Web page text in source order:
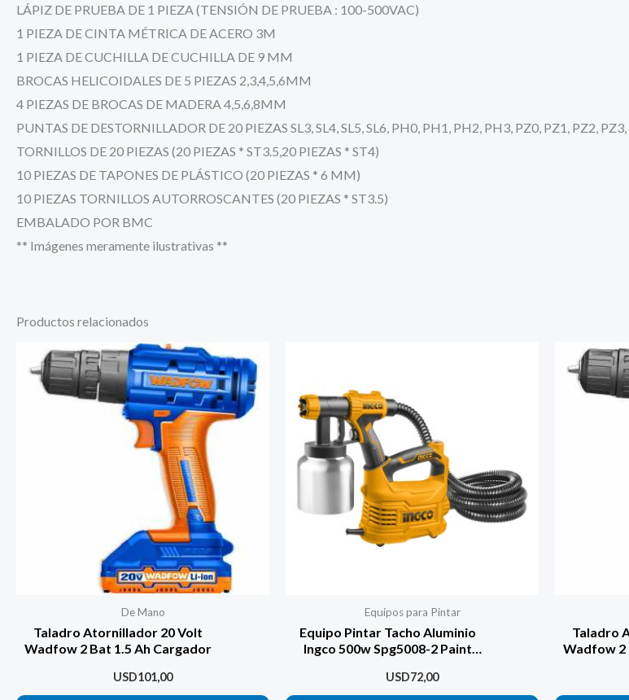
LÁPIZ DE PRUEBA DE 1 PIEZA (TENSIÓN DE PRUEBA : 100-500VAC)
1 PIEZA DE CINTA MÉTRICA DE ACERO 3M
1 PIEZA DE CUCHILLA DE CUCHILLA DE 9 MM
BROCAS HELICOIDALES DE 5 PIEZAS 2,3,4,5,6MM
4 PIEZAS DE BROCAS DE MADERA 4,5,6,8MM
PUNTAS DE DESTORNILLADOR DE 20 PIEZAS SL3, SL4, SL5, SL6, PH0, PH1, PH2, PH3, PZ0, PZ1, PZ2,
TORNILLOS DE 20 PIEZAS (20 PIEZAS * ST3.5,20 PIEZAS * ST4)
10 PIEZAS DE TAPONES DE PLÁSTICO (20 PIEZAS * 6 MM)
10 PIEZAS TORNILLOS AUTORROSCANTES (20 PIEZAS * ST3.5)
EMBALADO POR BMC
** Imágenes meramente ilustrativas **
Productos relacionados
De Mano
Taladro Atornillador 20 Volt
Wadfow 2 Bat 1.5 Ah Cargador
USD101,00
Equipos para Pintar
Equipo Pintar Tacho Aluminio
Ingco 500w Spg5008-2 Paint
USD72,00
Taladro
Wadfow 2